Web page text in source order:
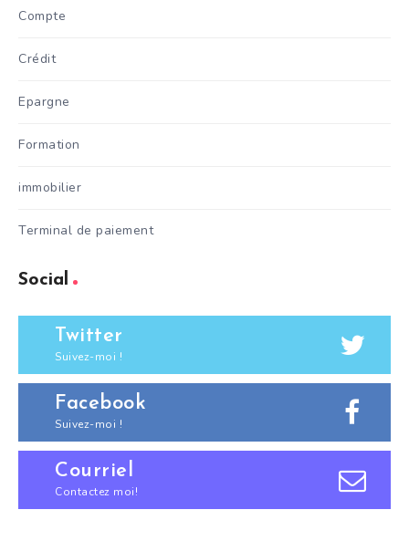
Compte
Crédit
Epargne
Formation
immobilier
Terminal de paiement
Social
Twitter
Suivez-moi !
Facebook
Suivez-moi !
Courriel
Contactez moi!